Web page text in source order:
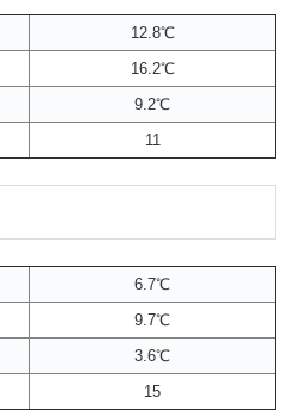
12.8℃
16.2℃
9.2℃
11
6.7℃
9.7℃
3.6℃
15